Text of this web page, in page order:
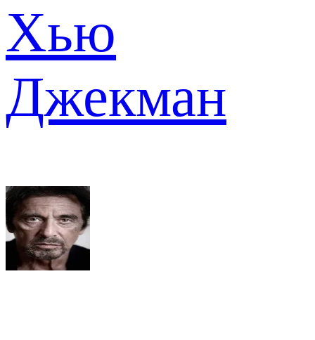
Хью
Джекман